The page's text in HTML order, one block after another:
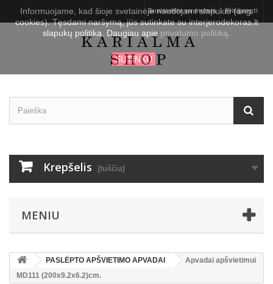
Prisijungti
Susisiekite su mumis
Krepšelis (tuščia)
MENIU
PASLĖPTO APŠVIETIMO APVADAI
Apvadai apšvietimui
MD111 (200x9.2x6.2)cm.
Informuojame, kad šioje svetainėje naudojami slapukai (ang.
cookies). Tęsdami naršymą, jūs sutinkate su interjerodekoras.lt
slapukų politika. Daugiau apie privatumo politiką
SUTINKU